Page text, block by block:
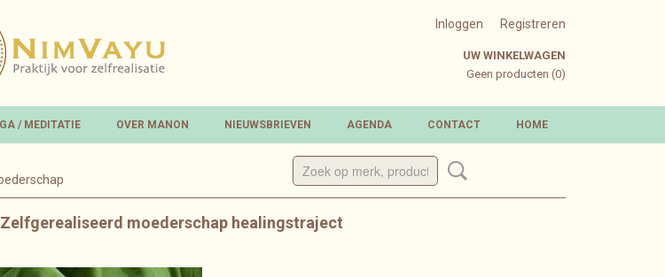
Inloggen Registreren
UW WINKELWAGEN
Geen producten (0)
HOME
CONTACT
AGENDA
NIEUWSBRIEVEN
OVER MANON
/ MEDITATIE
moederschap healingstraject